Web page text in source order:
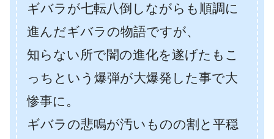
ギバラが七転八倒しながらも順調に
進んだギバラの物語ですが、
知らない所で闇の進化を遂げたもこ
っちという爆弾が大爆発した事で大
惨事に。
ギバラの悲鳴が汚いものの割と平穏